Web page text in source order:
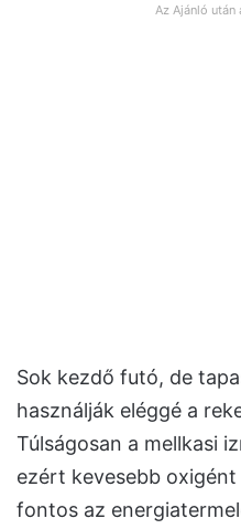
Az Ajánló
Sok kezdő futó, de
használják eléggé a
Túlságosan a mellkasi
ezért kevesebb
fontos az